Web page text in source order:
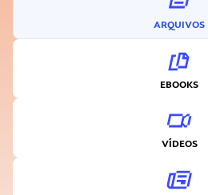
ARQUIVOS
EBOOKS
VÍDEOS